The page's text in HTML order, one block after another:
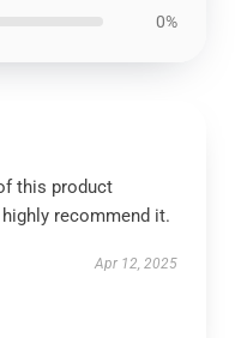
0%
this product
recommend it.
Apr 12, 2025